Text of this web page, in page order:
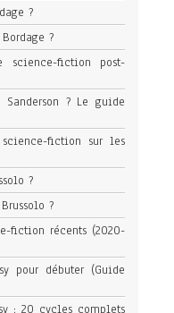
?
?
science-fiction post-
? Le guide
fiction sur les
?
?
fiction récents (2020-
pour débuter (Guide
: 20 cycles complets